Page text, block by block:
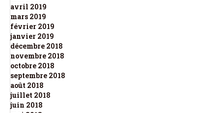
avril 2019
mars 2019
février 2019
janvier 2019
décembre 2018
novembre 2018
octobre 2018
septembre 2018
août 2018
juillet 2018
juin 2018